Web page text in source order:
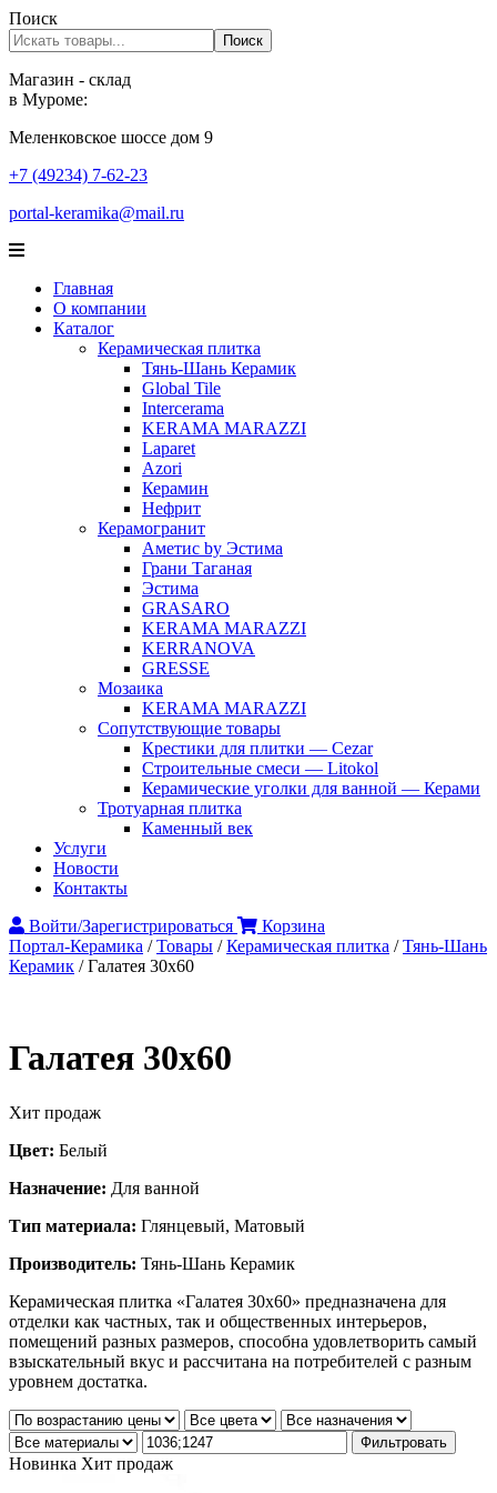
Поиск
Поиск
Магазин - склад
в Муроме:
Меленковское шоссе дом 9
+7 (49234) 7-62-23
portal-keramika@mail.ru
Главная
О компании
Каталог
Керамическая плитка
Тянь-Шань Керамик
Global Tile
Intercerama
KERAMA MARAZZI
Laparet
Аzori
Керамин
Нефрит
Керамогранит
Аметис by Эстима
Грани Таганая
Эстима
GRASARO
KERAMA MARAZZI
KERRANOVA
GRESSE
Мозаика
KERAMA MARAZZI
Сопутствующие товары
Крестики для плитки — Cezar
Строительные смеси — Litokol
Керамические уголки для ванной — Керами
Тротуарная плитка
Каменный век
Услуги
Новости
Контакты
Войти/Зарегистрироваться
Корзина
Портал-Керамика /Товары /Керамическая плитка /Тянь-Шань
Керамик /Галатея 30х60
Галатея 30х60
Хит продаж
Цвет: Белый
Назначение: Для ванной
Тип материала: Глянцевый, Матовый
Производитель: Тянь-Шань Керамик
Керамическая плитка «Галатея 30х60» предназначена для
отделки как частных, так и общественных интерьеров,
помещений разных размеров, способна удовлетворить самый
взыскательный вкус и рассчитана на потребителей с разным
уровнем достатка.
Фильтровать
Новинка Хит продаж